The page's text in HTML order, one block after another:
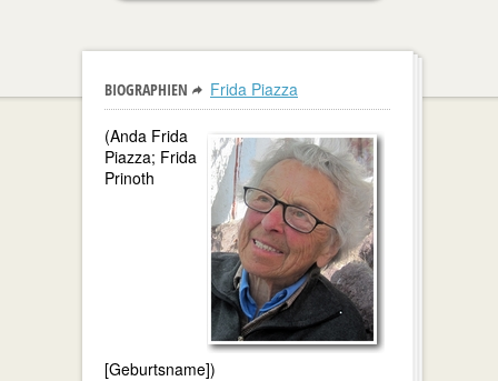
BIOGRAPHIEN Frida Piazza
(Anda Frida
Piazza; Frida
Prinoth
[Geburtsname])